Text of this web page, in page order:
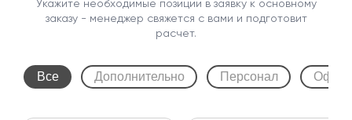
Укажите необходимые позиции в заявку к основному
заказу - менеджер свяжется с вами и подготовит
расчет.
Все Дополнительно Персонал